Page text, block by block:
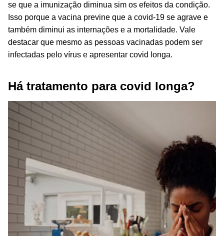
se que a imunização diminua sim os efeitos da condição.
Isso porque a vacina previne que a covid-19 se agrave e
também diminui as internações e a mortalidade. Vale
destacar que mesmo as pessoas vacinadas podem ser
infectadas pelo vírus e apresentar covid longa.
Há tratamento para covid longa?